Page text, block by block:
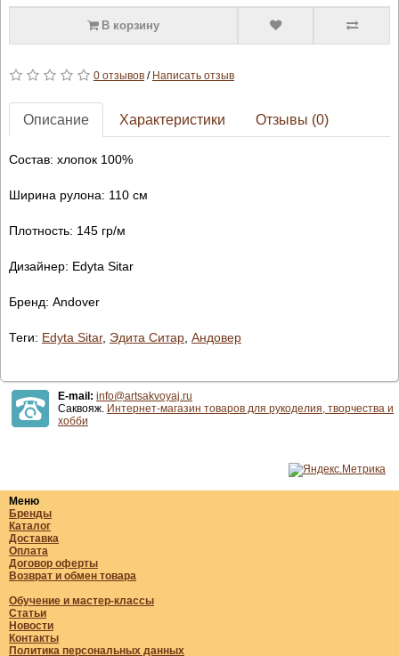
В корзину
0 отзывов/ Написать отзыв
Описание Характеристики Отзывы (0)
Состав: хлопок 100%
Ширина рулона: 110 см
Плотность: 145 гр/м
Дизайнер: Edyta Sitar
Бренд: Andover
Теги: Edyta Sitar, Эдита Ситар, Андовер
E-mail: info@artsakvoyaj.ru
Саквояж. Интернет-магазин товаров для рукоделия, творчества и
хобби
Меню
Бренды
Каталог
Доставка
Оплата
Договор оферты
Возврат и обмен товара
Обучение и мастер-классы
Статьи
Новости
Контакты
Политика персональных данных